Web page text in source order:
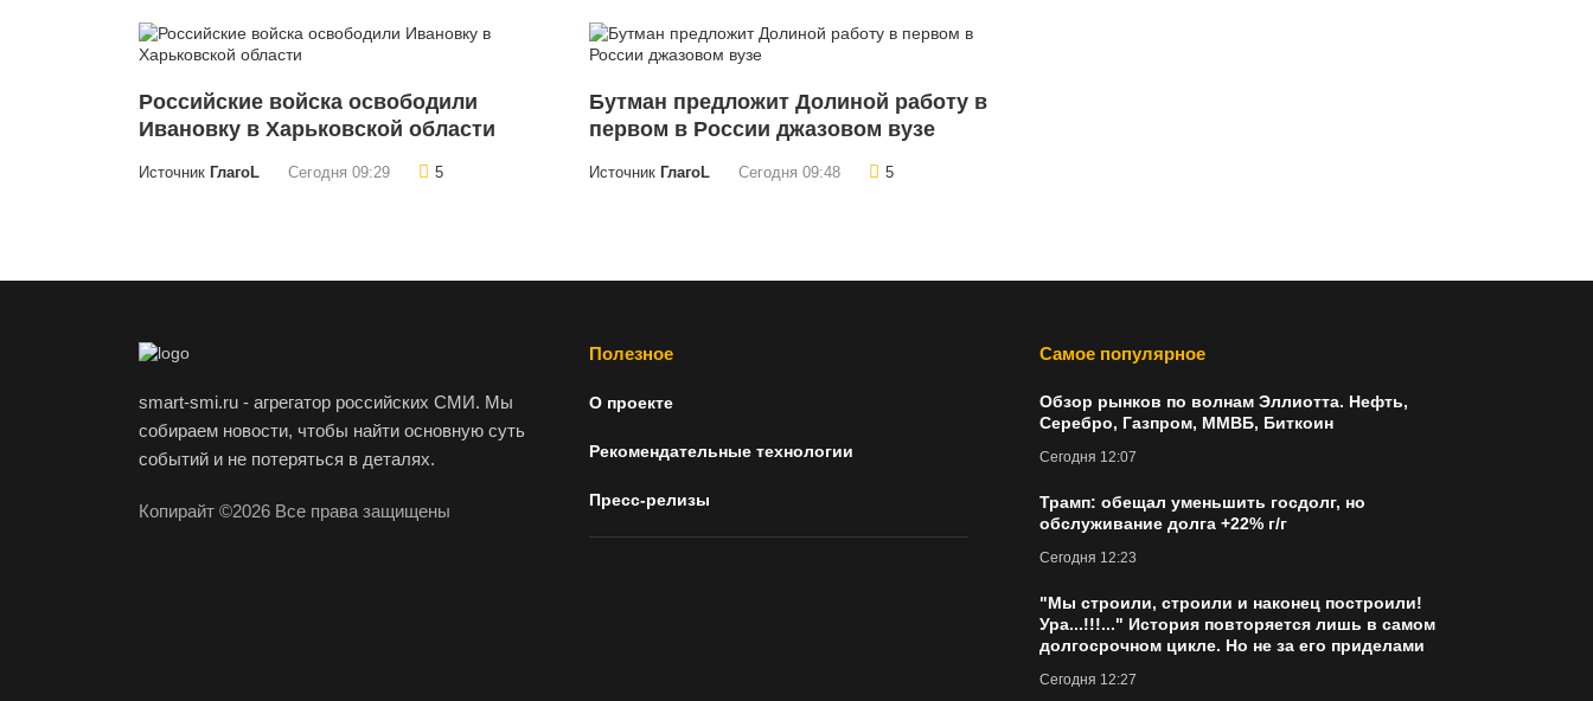
Российские войска освободили
Ивановку в Харьковской области
Источник ГлагоL Сегодня 09:29 5
Бутман предложит Долиной работу в
первом в России джазовом вузе
Источник ГлагоL Сегодня 09:48 5
smart-smi.ru - агрегатор российских СМИ. Мы
собираем новости, чтобы найти основную суть
событий и не потеряться в деталях.
Копирайт ©2026 Все права защищены
Полезное
О проекте
Рекомендательные технологии
Пресс-релизы
Самое популярное
Обзор рынков по волнам Эллиотта. Нефть,
Серебро, Газпром, ММВБ, Биткоин
Сегодня 12:07
Трамп: обещал уменьшить госдолг, но
обслуживание долга +22% г/г
Сегодня 12:23
"Мы строили, строили и наконец построили!
Ура...!!!..." История повторяется лишь в самом
долгосрочном цикле. Но не за его приделами
Сегодня 12:27